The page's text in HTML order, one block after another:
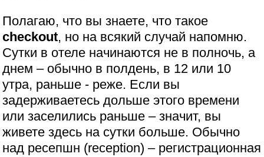
Полагаю, что вы знаете, что такое
checkout, но на всякий случай напомню.
Сутки в отеле начинаются не в полночь, а
днем – обычно в полдень, в 12 или 10
утра, раньше - реже. Если вы
задерживаетесь дольше этого времени
или заселились раньше – значит, вы
живете здесь на сутки больше. Обычно
над ресепшн (reception) – регистрационная